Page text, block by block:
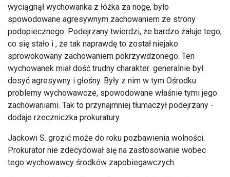
wyciągnął wychowanka z łóżka za nogę, było
spowodowane agresywnym zachowaniem ze strony
podopiecznego. Podejrzany twierdzi, że bardzo żałuje tego,
co się stało i , że tak naprawdę to został niejako
sprowokowany zachowaniem pokrzywdzonego. Ten
wychowanek miał dość trudny charakter: generalnie był
dosyć agresywny i głośny. Były z nim w tym Ośrodku
problemy wychowawcze, spowodowane właśnie tymi jego
zachowaniami. Tak to przynajmniej tłumaczył podejrzany -
dodaje rzeczniczka prokuratury.
Jackowi S. grozić może do roku pozbawienia wolności.
Prokurator nie zdecydował się na zastosowanie wobec
tego wychowawcy środków zapobiegawczych.